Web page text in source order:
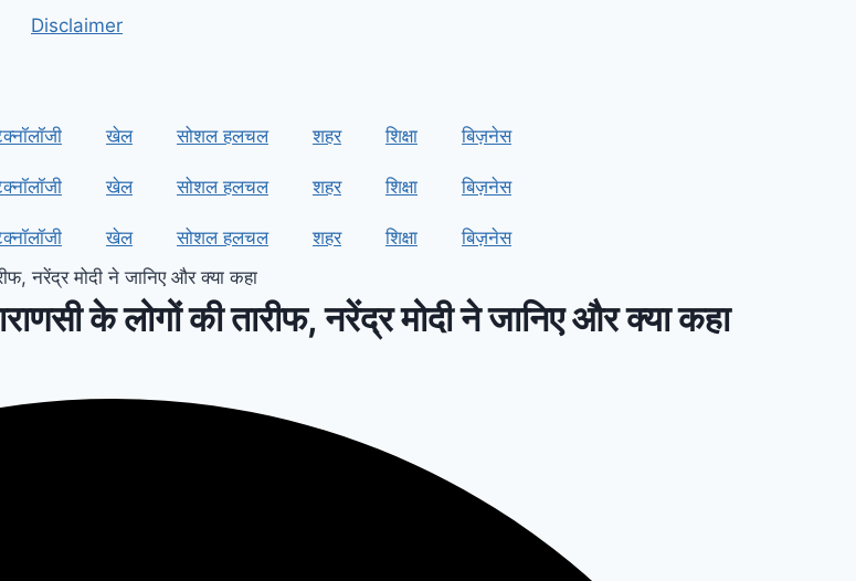
Disclaimer
खेल सोशल हलचल शहर शिक्षा बिज़नेस
खेल सोशल हलचल शहर शिक्षा बिज़नेस
खेल सोशल हलचल शहर शिक्षा
बिज़नेस
नरेंद्र मोदी ने जानिए और क्या कहा
के लोगों की तारीफ, नरेंद्र मोदी ने जानिए और क्या कहा